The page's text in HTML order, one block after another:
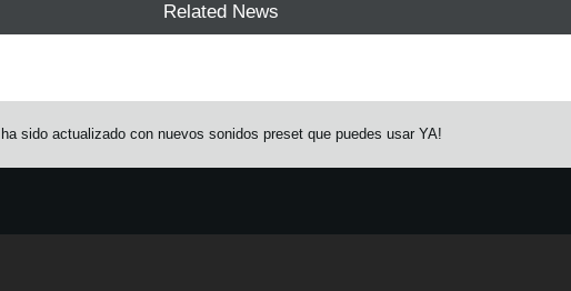
Related News
sido actualizado con nuevos sonidos preset que puedes usar YA!